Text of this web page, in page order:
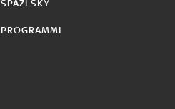
SPAZI SKY
PROGRAMMI